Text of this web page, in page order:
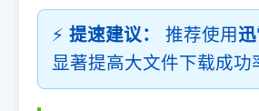
⚡ 提速建议： 推荐使用
显著提高大文件下载成功